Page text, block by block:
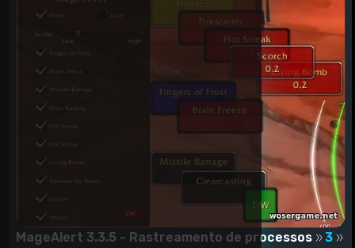
MageAlert 3.3.5 - Rastreamento de processos
3